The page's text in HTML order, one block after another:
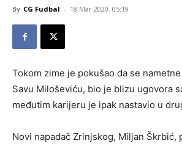
By CG Fudbal - 18 Mar 2020. 05:19
Tokom zime je pokušao da se
Savu Miloševiću, bio je blizu ugovora
međutim karijeru je ipak nastavio u
Novi napadač Zrinjskog, Miljan Škrbić,